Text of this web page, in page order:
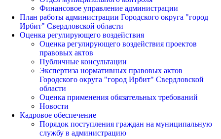
Финансовое управление администрации
План работы администрации Городского округа "город
Ирбит" Свердловской области
Оценка регулирующего воздействия
Оценка регулирующего воздействия проектов
правовых актов
Публичные консультации
Экспертиза нормативных правовых актов
Городского округа "город Ирбит" Свердловской
области
Оценка применения обязательных требований
Новости
Кадровое обеспечение
Порядок поступления граждан на муниципальную
службу в администрацию